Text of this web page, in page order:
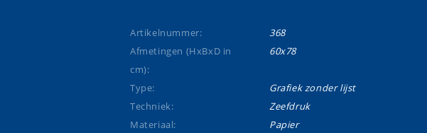
Artikelnummer:
368
Afmetingen (HxBxD in
cm):
60x78
Type:
Grafiek zonder lijst
Techniek:
Zeefdruk
Materiaal:
Papier